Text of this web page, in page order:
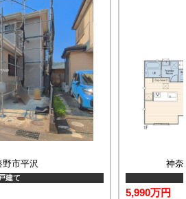
市平沢
建て
神奈
5,990万円